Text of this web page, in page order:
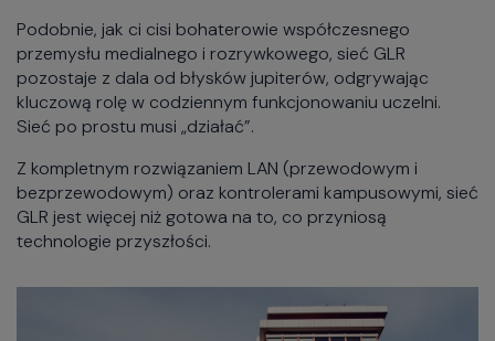
Podobnie, jak ci cisi bohaterowie współczesnego
przemysłu medialnego i rozrywkowego, sieć GLR
pozostaje z dala od błysków jupiterów, odgrywając
kluczową rolę w codziennym funkcjonowaniu uczelni.
Sieć po prostu musi „działać”.
Z kompletnym rozwiązaniem LAN (przewodowym i
bezprzewodowym) oraz kontrolerami kampusowymi, sieć
GLR jest więcej niż gotowa na to, co przyniosą
technologie przyszłości.